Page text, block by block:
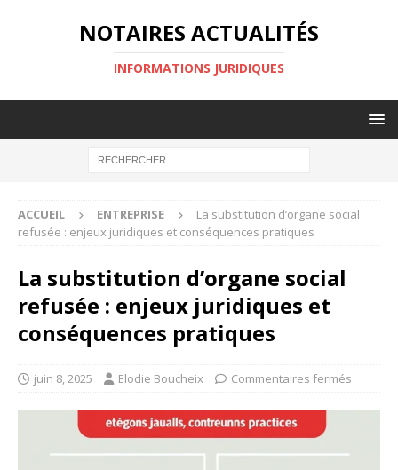
NOTAIRES ACTUALITÉS
INFORMATIONS JURIDIQUES
ACCUEIL ENTREPRISE
La substitution d’organe social
refusée : enjeux juridiques et conséquences pratiques
La substitution d’organe social
refusée : enjeux juridiques et
conséquences pratiques
juin 8, 2025 Elodie Boucheix Commentaires fermés